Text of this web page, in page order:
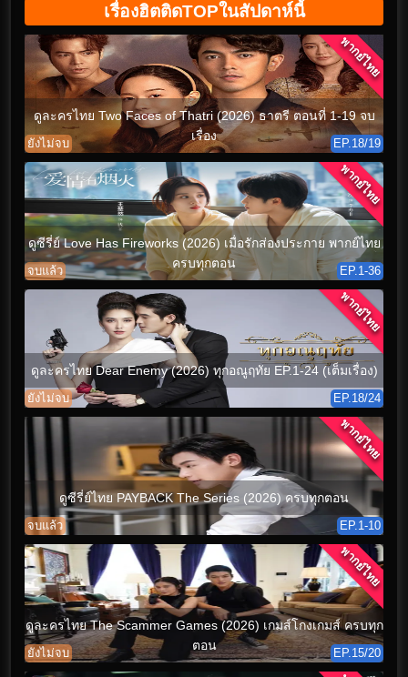
เรื่องฮิตติดTOPในสัปดาห์นี้
ดูละครไทย Two Faces of Thatri (2026) ธาตรี ตอนที่ 1-19 จบ
เรื่อง
ยังไม่จบ EP.18/19
พากย์ไทย
ดูซีรี่ย์ Love Has Fireworks (2026) เมื่อรักส่องประกาย พากย์ไทย
ครบทุกตอน
จบแล้ว EP.1-36
พากย์ไทย
ดูละครไทย Dear Enemy (2026) ทุกอณูฤทัย EP.1-24 (เต็มเรื่อง)
ยังไม่จบ EP.18/24
พากย์ไทย
ดูซีรี่ย์ไทย PAYBACK The Series (2026) ครบทุกตอน
จบแล้ว EP.1-10
พากย์ไทย
ดูละครไทย The Scammer Games (2026) เกมส์โกงเกมส์ ครบทุก
ตอน
ยังไม่จบ EP.15/20
พากย์ไทย